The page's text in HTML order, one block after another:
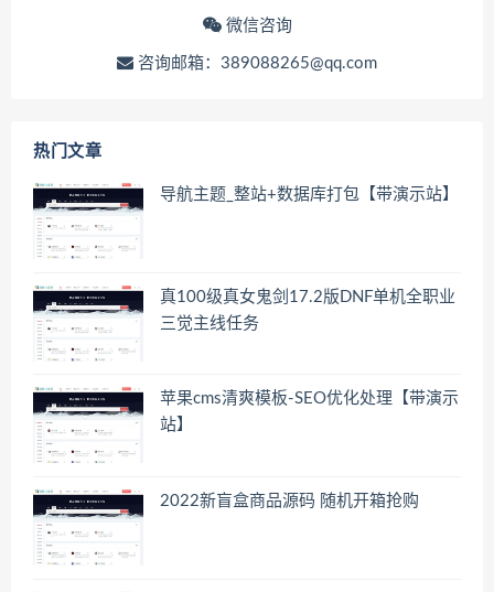
微信咨询
咨询邮箱：389088265@qq.com
热门文章
导航主题_整站+数据库打包【带演示站】
真100级真女鬼剑17.2版DNF单机全职业
三觉主线任务
苹果cms清爽模板-SEO优化处理【带演示
站】
2022新盲盒商品源码 随机开箱抢购